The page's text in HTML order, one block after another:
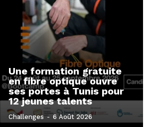
Une formation gratuite
en fibre optique ouvre
ses portes à Tunis pour
12 jeunes talents
Challenges - 6 Août 2026